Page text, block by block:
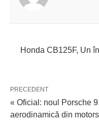
Honda CB125F, Un
PRECEDENT
« Oficial: noul Porsche
aerodinamică din